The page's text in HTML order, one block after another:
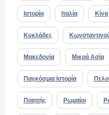
Ιστορία Ιταλία Κίνα
Κυκλάδες
Μακεδονία Μικρά Ασία
Παγκόσμια Ιστορία
Ποιητής Ρωμαίοι